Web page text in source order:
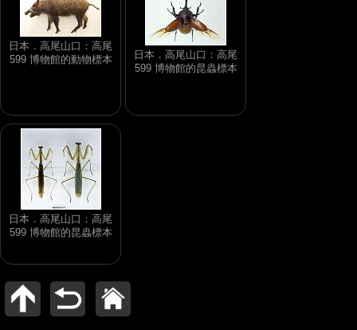
日本．高尾山口：高尾
599 博物館的動物標本
日本．高尾山口：高尾
599 博物館的昆蟲標本
日本．高尾山口：高尾
599 博物館的昆蟲標本